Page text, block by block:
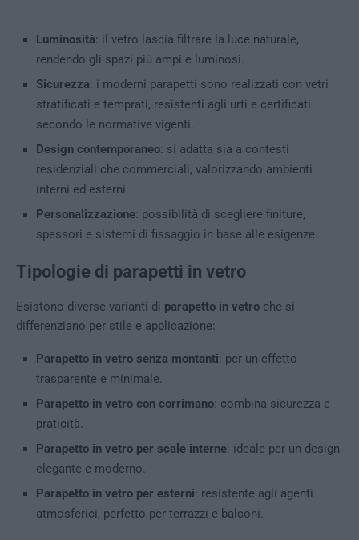
Luminosità: il vetro lascia filtrare la luce naturale,
rendendo gli spazi più ampi e luminosi.
Sicurezza: i moderni parapetti sono realizzati con vetri
stratificati e temprati, resistenti agli urti e certificati
secondo le normative vigenti.
Design contemporaneo: si adatta sia a contesti
residenziali che commerciali, valorizzando ambienti
interni ed esterni.
Personalizzazione: possibilità di scegliere finiture,
spessori e sistemi di fissaggio in base alle esigenze.
Tipologie di parapetti in vetro
Esistono diverse varianti di parapetto in vetro che si
differenziano per stile e applicazione:
Parapetto in vetro senza montanti: per un effetto
trasparente e minimale.
Parapetto in vetro con corrimano: combina sicurezza e
praticità.
Parapetto in vetro per scale interne: ideale per un design
elegante e moderno.
Parapetto in vetro per esterni: resistente agli agenti
atmosferici, perfetto per terrazzi e balconi.